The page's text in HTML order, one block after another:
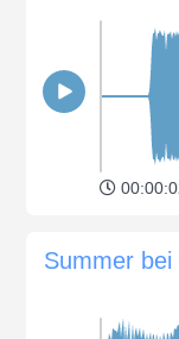
Summer